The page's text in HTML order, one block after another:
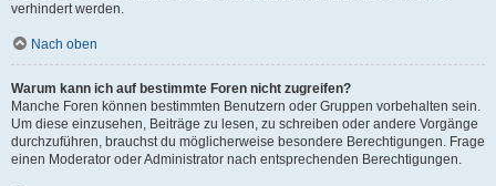
verhindert werden.
Nach oben
Warum kann ich auf bestimmte Foren nicht zugreifen?
Manche Foren können bestimmten Benutzern oder Gruppen vorbehalten sein.
Um diese einzusehen, Beiträge zu lesen, zu schreiben oder andere Vorgänge
durchzuführen, brauchst du möglicherweise besondere Berechtigungen. Frage
einen Moderator oder Administrator nach entsprechenden Berechtigungen.